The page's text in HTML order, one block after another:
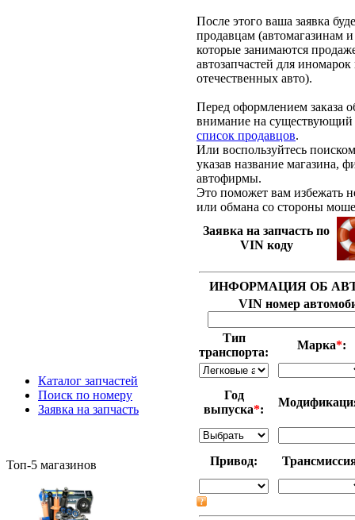
Каталог запчастей
Поиск по номеру
Заявка на запчасть
Топ-5 магазинов
После этого ваша заявка
продавцам (автомагазинам
которые занимаются
автозапчастей для иномарок
отечественных авто).
Перед оформлением заказа
внимание на
список продавцов.
Или воспользуйтесь
указав название магазина,
автофирмы.
Это поможет вам избежать
или обмана со стороны
Заявка на запчасть по
VIN коду
ИНФОРМАЦИЯ ОБ
VIN номер
Тип
транспорта:
Марка*:
Год
выпуска*:
Привод: